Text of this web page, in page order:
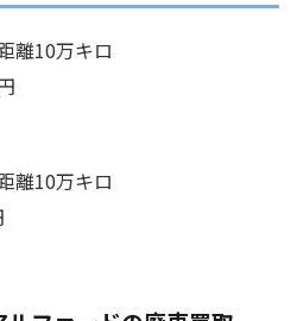
離10万キロ
離10万キロ